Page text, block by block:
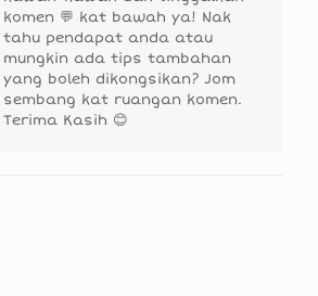
komen 💬 kat bawah ya! Nak
tahu pendapat anda atau
mungkin ada tips tambahan
yang boleh dikongsikan? Jom
sembang kat ruangan komen.
Terima Kasih 😊